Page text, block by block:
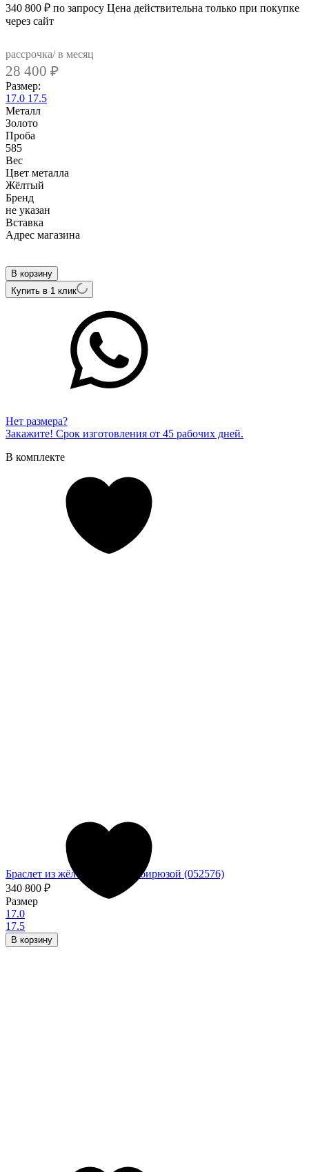
340 800 ₽ по запросу Цена действительна только при покупке
через сайт
рассрочка/ в месяц
28 400 ₽
Размер:
17.0 17.5
Металл
Золото
Проба
585
Вес
Цвет металла
Жёлтый
Бренд
не указан
Вcтавка
Адрес магазина
В корзину
Купить в 1 клик
Нет размера?
Закажите! Срок изготовления от 45 рабочих дней.
В комплекте
Браслет из жёлтого золота с бирюзой (052576)
340 800 ₽
Размер
17.0
17.5
В корзину